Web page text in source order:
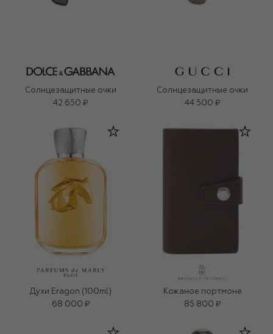
Солнцезащитные очки
42 650 ₽
Солнцезащитные очки
44 500 ₽
Духи Eragon (100ml)
68 000 ₽
Кожаное портмоне
85 800 ₽